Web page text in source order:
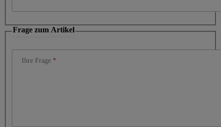
Frage zum Artikel
Ihre Frage